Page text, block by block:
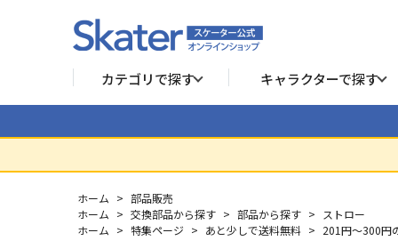
カテゴリで探す キャラクターで探す
ホーム > 部品販売
ホーム > 交換部品から探す > 部品から探す >
ストロー
ホーム > 特集ページ > あと少しで送料無料 > 201円～300円